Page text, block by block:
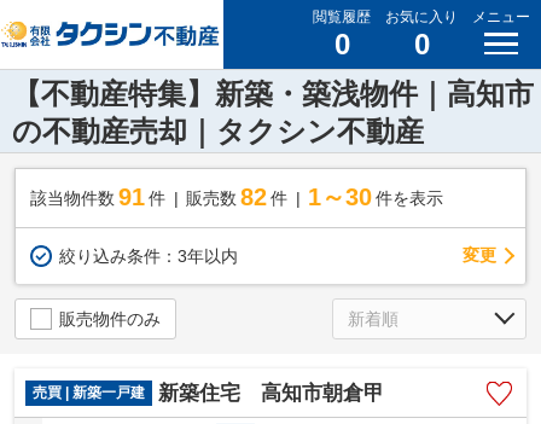
閲覧履歴
0
お気に入り
0
メニュー
【不動産特集】新築・築浅物件｜高知市
の不動産売却｜タクシン不動産
該当物件数 91件 販売数 82 件 1～30 件を表示
絞り込み条件： 3年以内 変更
販売物件のみ
売買 | 新築一戸建 新築住宅 高知市朝倉甲